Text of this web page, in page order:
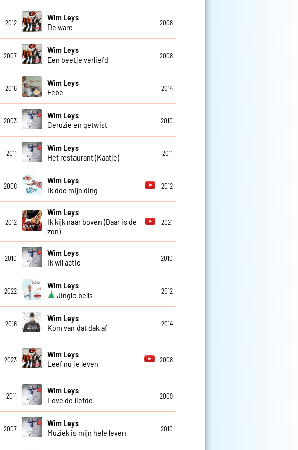
2012
Wim Leys
De ware
2008
2007
Wim Leys
Een beetje verliefd
2008
2016
Wim Leys
Febe
2014
2003
Wim Leys
Geruzie en getwist
2010
2011
Wim Leys
Het restaurant (Kaatje)
2011
2008
Wim Leys
Ik doe mijn ding
2012
2012
Wim Leys
Ik kijk naar boven (Daar is de
zon)
2021
2010
Wim Leys
Ik wil actie
2010
2022
Wim Leys
Jingle bells
2012
2016
Wim Leys
Kom van dat dak af
2014
2023
Wim Leys
Leef nu je leven
2008
2011
Wim Leys
Leve de liefde
2009
2007
Wim Leys
Muziek is mijn hele leven
2010